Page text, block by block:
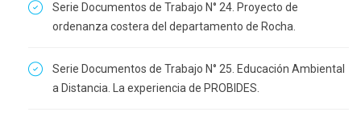
Serie Documentos de Trabajo N° 24. Proyecto de
ordenanza costera del departamento de Rocha.
Serie Documentos de Trabajo N° 25. Educación Ambiental
a Distancia. La experiencia de PROBIDES.